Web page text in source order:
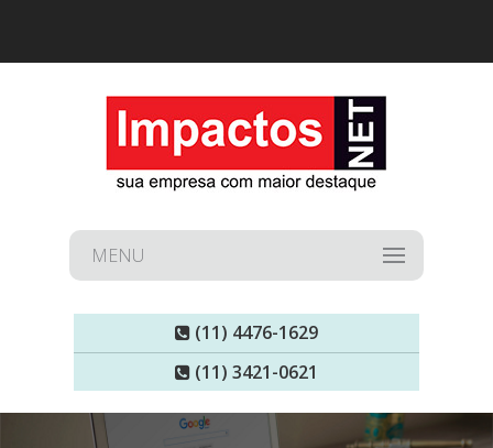
MENU
(11) 4476-1629
(11) 3421-0621